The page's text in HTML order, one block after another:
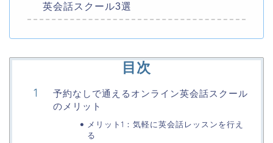
英会話スクール3選
目次
予約なしで通えるオンライン英会話スクール
のメリット
メリット1：気軽に英会話レッスンを行え
る